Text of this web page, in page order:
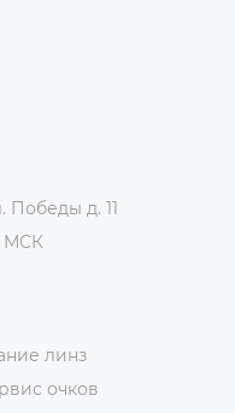
Победы д. 11
МСК
линз
очков